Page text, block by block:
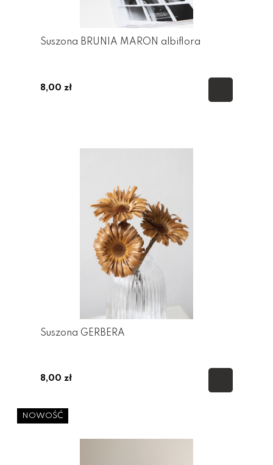
Suszona BRUNIA MARON albiflora
8,00 zł
Suszona GERBERA
8,00 zł
NOWOŚĆ